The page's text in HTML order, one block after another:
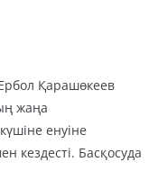
Қарашөкеев
жаңа
енуіне
кездесті. Басқосуда